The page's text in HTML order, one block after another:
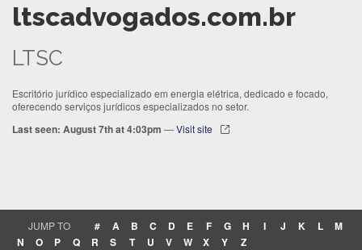
ltscadvogados.com.br
LTSC
Escritório jurídico especializado em energia elétrica, dedicado e focado,
oferecendo serviços jurídicos especializados no setor.
Last seen: August 7th at 4:03pm —Visit site
JUMP TO # A B C D E F G H I J K L
M
N
O P Q R S T U V W X Y Z